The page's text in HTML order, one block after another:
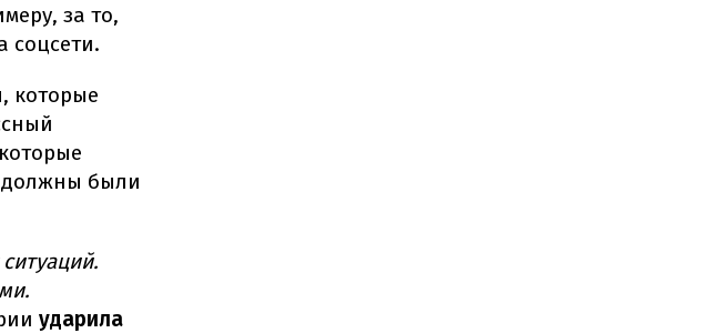
за то,
соцсети.
которые
должны были
ударила